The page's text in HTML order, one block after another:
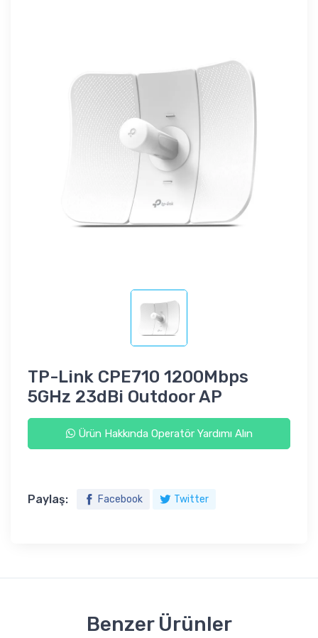
TP-Link CPE710 1200Mbps
5GHz 23dBi Outdoor AP
Ürün Hakkında Operatör Yardımı Alın
Paylaş: Facebook Twitter
Benzer Ürünler